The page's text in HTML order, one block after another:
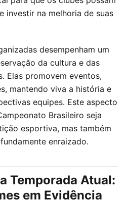
investir na melhoria de suas
desempenham um
da cultura e das
Elas promovem eventos,
mantendo viva a história e
equipes. Este aspecto
Brasileiro seja
esportiva, mas também
enraizado.
Temporada Atual:
em Evidência